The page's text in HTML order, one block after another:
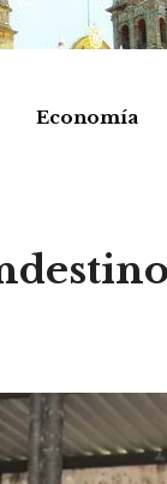
Economía